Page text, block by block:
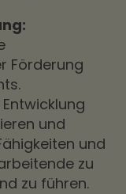
Förderung
und
und
zu
zu führen.